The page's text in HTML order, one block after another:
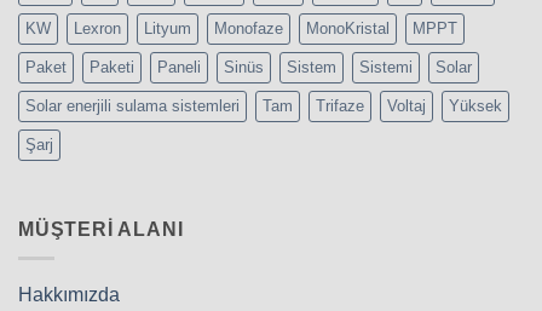
KW Lexron Lityum Monofaze MonoKristal MPPT
Paket Paketi Paneli Sinüs Sistem Sistemi Solar
Solar enerjili sulama sistemleri Tam Trifaze Voltaj Yüksek
Şarj
MÜŞTERI ALANI
Hakkımızda